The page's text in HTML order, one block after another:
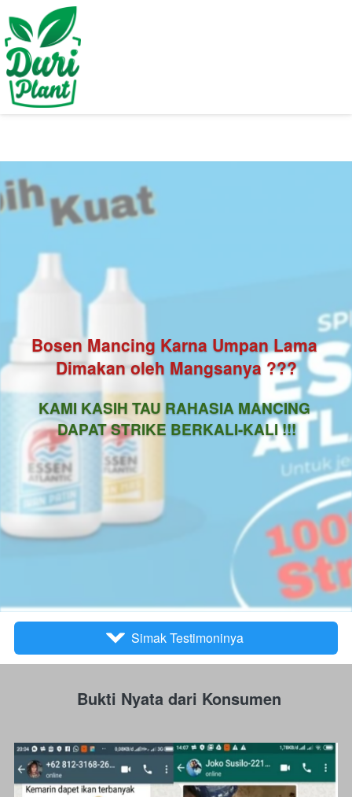
Bosen Mancing Karna Umpan Lama
Dimakan oleh Mangsanya ???
KAMI KASIH TAU RAHASIA MANCING
DAPAT STRIKE BERKALI-KALI !!!
` Simak Testimoninya
Bukti Nyata dari Konsumen